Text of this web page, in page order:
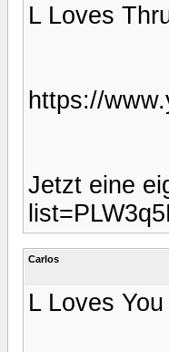
L Loves
https://
Jetzt eine
Carlos
L Loves